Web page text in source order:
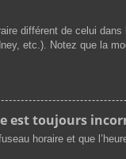
différent de celui
etc.). Notez que la
est toujours
horaire et que